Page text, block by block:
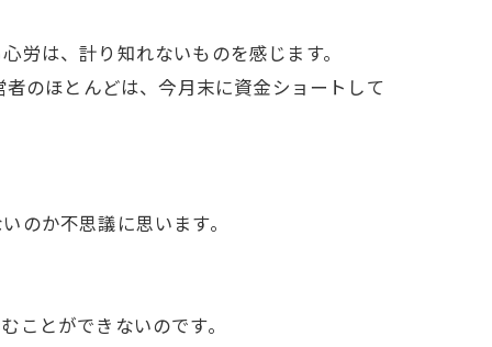
労は、計り知れないものを感じます。
のほとんどは、今月末に資金ショートして
のか不思議に思います。
ことができないのです。